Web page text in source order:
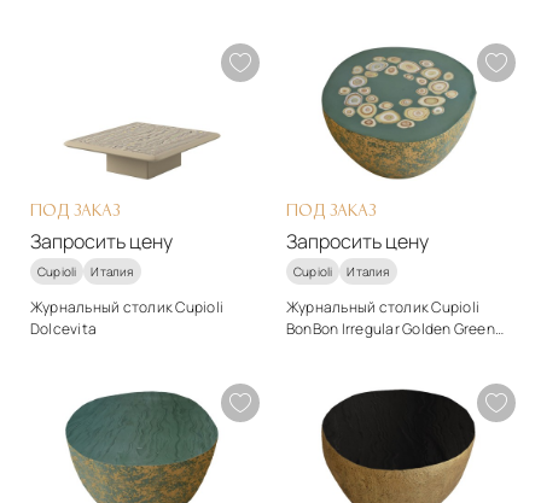
Подробнее
Запросить цену
Материалы
Другое
Подробнее
Запросить цену
ПОД ЗАКАЗ
Запросить цену
Cupioli Италия
Журнальный столик Cupioli
Dolcevita
Материалы
Керамика
Подробнее
ПОД ЗАКАЗ
Запросить цену
Cupioli Италия
Журнальный столик Cupioli
BonBon Irregular Golden Green
Материалы
Гипс
Подробнее